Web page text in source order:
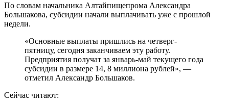
По словам начальника Алтайпищепрома Александра
Большакова, субсидии начали выплачивать уже с прошлой
недели.
«Основные выплаты пришлись на четверг-
пятницу, сегодня заканчиваем эту работу.
Предприятия получат за январь-май текущего года
субсидии в размере 14, 8 миллиона рублей», —
отметил Александр Большаков.
Сейчас читают: